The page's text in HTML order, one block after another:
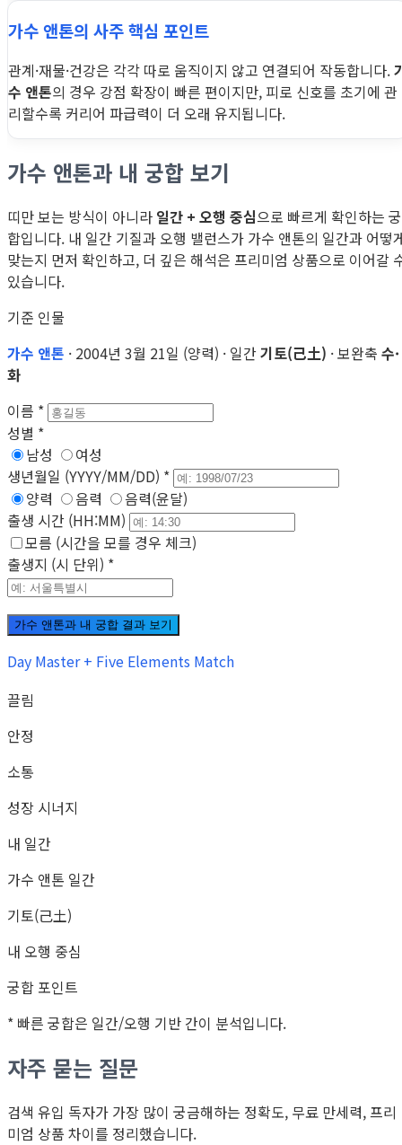
가수 앤톤의 사주 핵심 포인트
관계·재물·건강은 각각 따로 움직이지 않고 연결되어 작동합니다.
수 앤톤의 경우 강점 확장이 빠른 편이지만, 피로 신호를 초기에 관
리할수록 커리어 파급력이 더 오래 유지됩니다.
가수 앤톤과 내 궁합 보기
띠만 보는 방식이 아니라 일간 + 오행 중심으로 빠르게 확인하는 궁
합입니다. 내 일간 기질과 오행 밸런스가 가수 앤톤의 일간과 어떻
맞는지 먼저 확인하고, 더 깊은 해석은 프리미엄 상품으로 이어갈
있습니다.
기준 인물
가수 앤톤 · 2004년 3월 21일 (양력) · 일간기토(己土) · 보완축 수·
화
이름 *
성별 *
남성
여성
생년월일 (YYYY/MM/DD) *
양력
음력
음력(윤달)
출생 시간 (HH:MM)
모름 (시간을 모를 경우 체크)
출생지 (시 단위) *
가수 앤톤과 내 궁합 결과 보기
Day Master + Five Elements Match
끌림
안정
소통
성장 시너지
내 일간
가수 앤톤 일간
기토(己土)
내 오행 중심
궁합 포인트
* 빠른 궁합은 일간/오행 기반 간이 분석입니다.
자주 묻는 질문
검색 유입 독자가 가장 많이 궁금해하는 정확도, 무료 만세력, 프리
미엄 상품 차이를 정리했습니다.